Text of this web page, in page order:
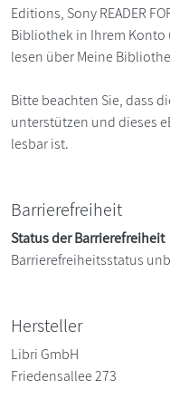
Editions, Sony READER
Bibliothek in Ihrem Konto
lesen über Meine
Bitte beachten Sie, dass
unterstützen und dieses
lesbar ist.
Barrierefreiheit
Status der Barrierefreiheit
Barrierefreiheitsstatus
Hersteller
Libri GmbH
Friedensallee 273